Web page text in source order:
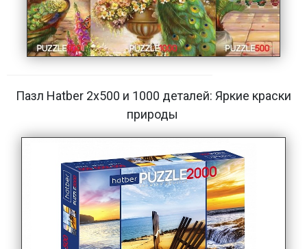
Пазл Hatber 2х500 и 1000 деталей: Яркие краски
природы